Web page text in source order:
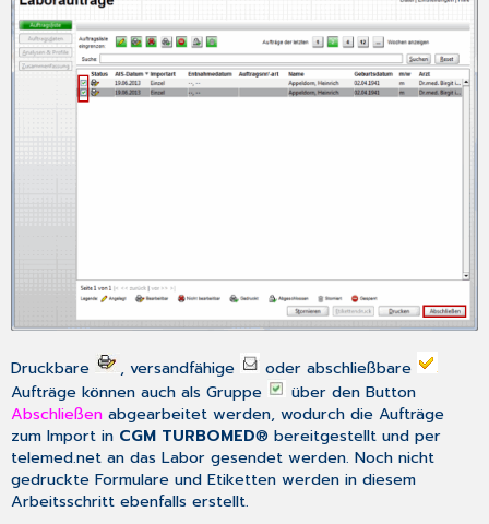
Druckbare , versandfähige
oder abschließbare
Aufträge können auch als Gruppe
über den Button
Abschließen abgearbeitet werden, wodurch die Aufträge
zum Import in CGM TURBOMED® bereitgestellt und per
telemed.net an das Labor gesendet werden. Noch nicht
gedruckte Formulare und Etiketten werden in diesem
Arbeitsschritt ebenfalls erstellt.